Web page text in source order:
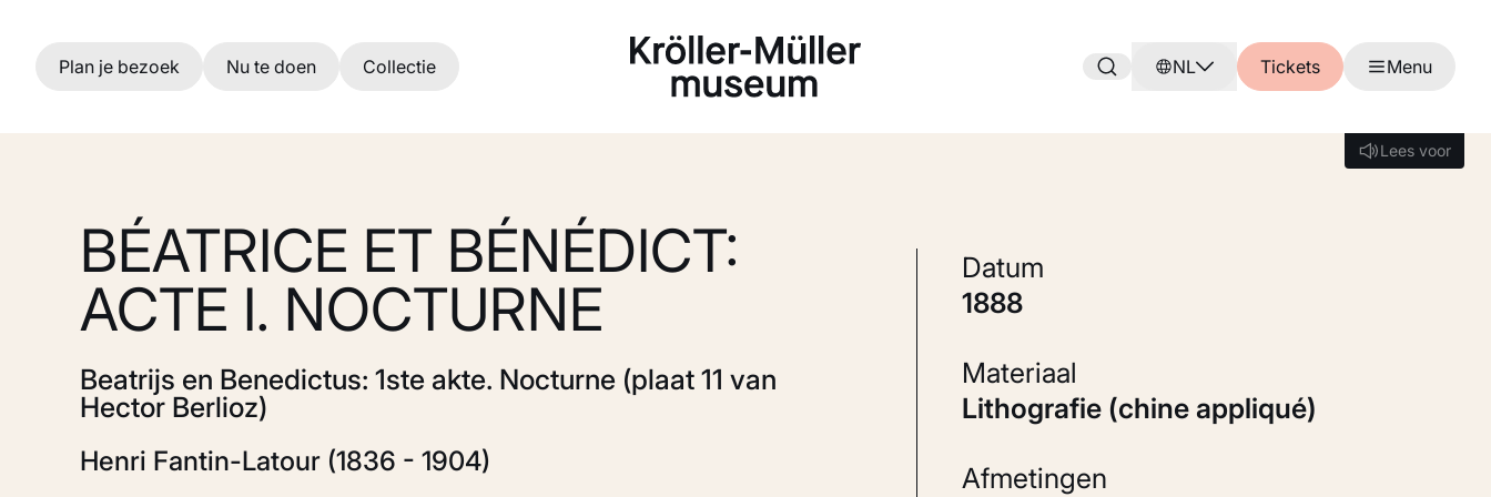
Ga naar hoofdinhoud
Plan je bezoek Nu te doen Collectie NL Tickets Menu
Lees voor
Lees voor
BÉATRICE ET BÉNÉDICT:
ACTE I. NOCTURNE
Beatrijs en Benedictus: 1ste akte. Nocturne (plaat 11 van
Hector Berlioz)
Henri Fantin-Latour (1836 - 1904)
Datum
1888
Materiaal
Lithografie (chine appliqué)
Afmetingen